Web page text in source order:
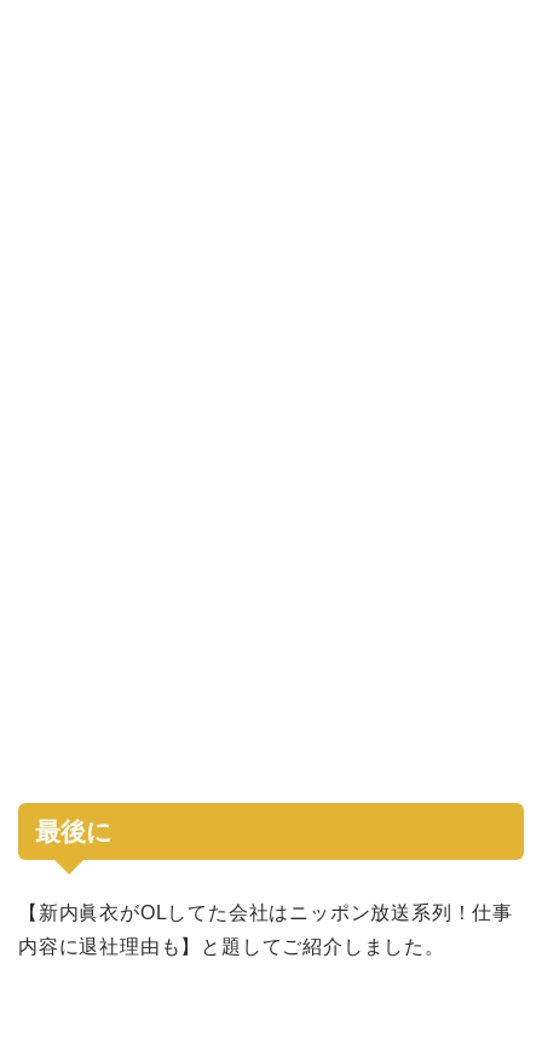
最後に
【新内眞衣がOLしてた会社はニッポン放送系列！仕事
内容に退社理由も】と題してご紹介しました。